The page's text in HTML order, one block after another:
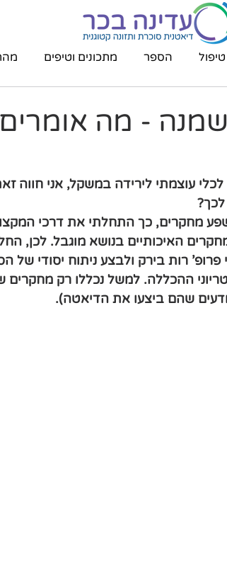
הספר מתכונים וטיפים
- מה אומרים
עוצמתי לירידה במשקל, אני חווה
מחקרים, כך התחלתי את דרכי
האיכותיים בנושא מוגבל. לכן,
רות בירק ולבצע ניתוח יסודי של
רק 16 עמדו בקריטריוני ההכללה. למשל נכללו רק
שהם ביצעו את הדיאטה).